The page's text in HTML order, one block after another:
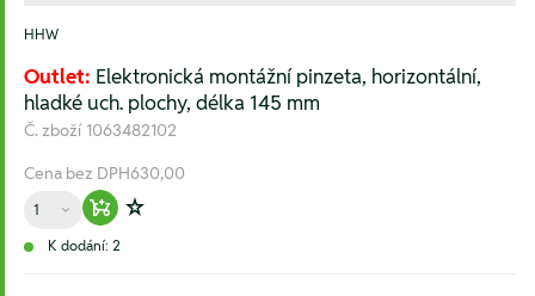
HHW
Outlet: Elektronická montážní pinzeta, horizontální,
hladké uch. plochy, délka 145 mm
Č. zboží 1063482102
Cena bez DPH630,00
Množství
Warenkorb hinzufügen
Zur Wunschliste hinzufügen
K dodání: 2